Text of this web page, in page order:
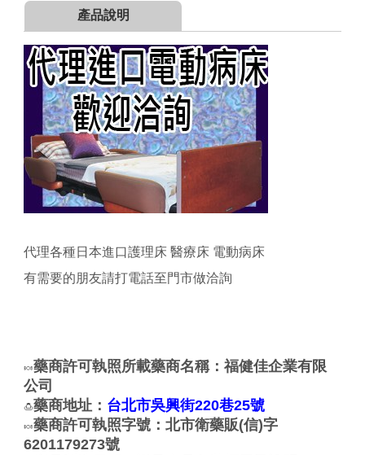
產品說明
代理各種日本進口護理床 醫療床 電動病床
有需要的朋友請打電話至門市做洽詢
🍬藥商許可執照所載藥商名稱：福健佳企業有限
公司
🍮藥商地址： 台北市吳興街220巷25號
🍬藥商許可執照字號：北市衛藥販(信)字
6201179273號